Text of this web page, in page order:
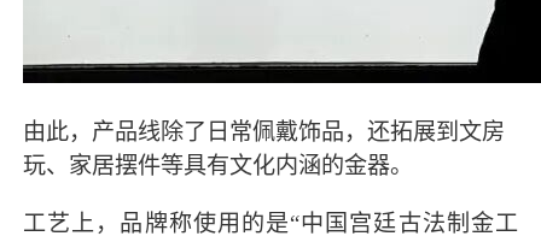
由此，产品线除了日常佩戴饰品，还拓展到文房
玩、家居摆件等具有文化内涵的金器。
工艺上，品牌称使用的是“中国宫廷古法制金工